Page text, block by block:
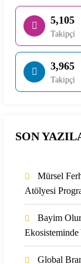
5,105
Takipçi
3,965
Takipçi
SON
Mürsel
Atölyesi
Bayim
Global